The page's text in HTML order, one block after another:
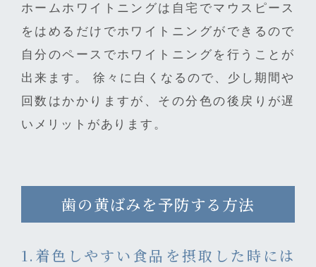
ホームホワイトニングは自宅でマウスピース
をはめるだけでホワイトニングができるので
自分のペースでホワイトニングを行うことが
出来ます。 徐々に白くなるので、少し期間や
回数はかかりますが、その分色の後戻りが遅
いメリットがあります。
歯の黄ばみを予防する方法
1.着色しやすい食品を摂取した時には